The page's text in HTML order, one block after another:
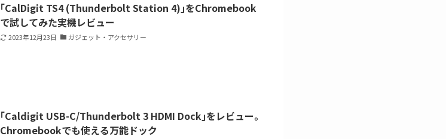
｢CalDigit TS4 (Thunderbolt Station 4)｣をChromebook
で試してみた実機レビュー
2023年12月23日 ガジェット・アクセサリー
｢Caldigit USB-C/Thunderbolt 3 HDMI Dock｣をレビュー。
Chromebookでも使える万能ドック